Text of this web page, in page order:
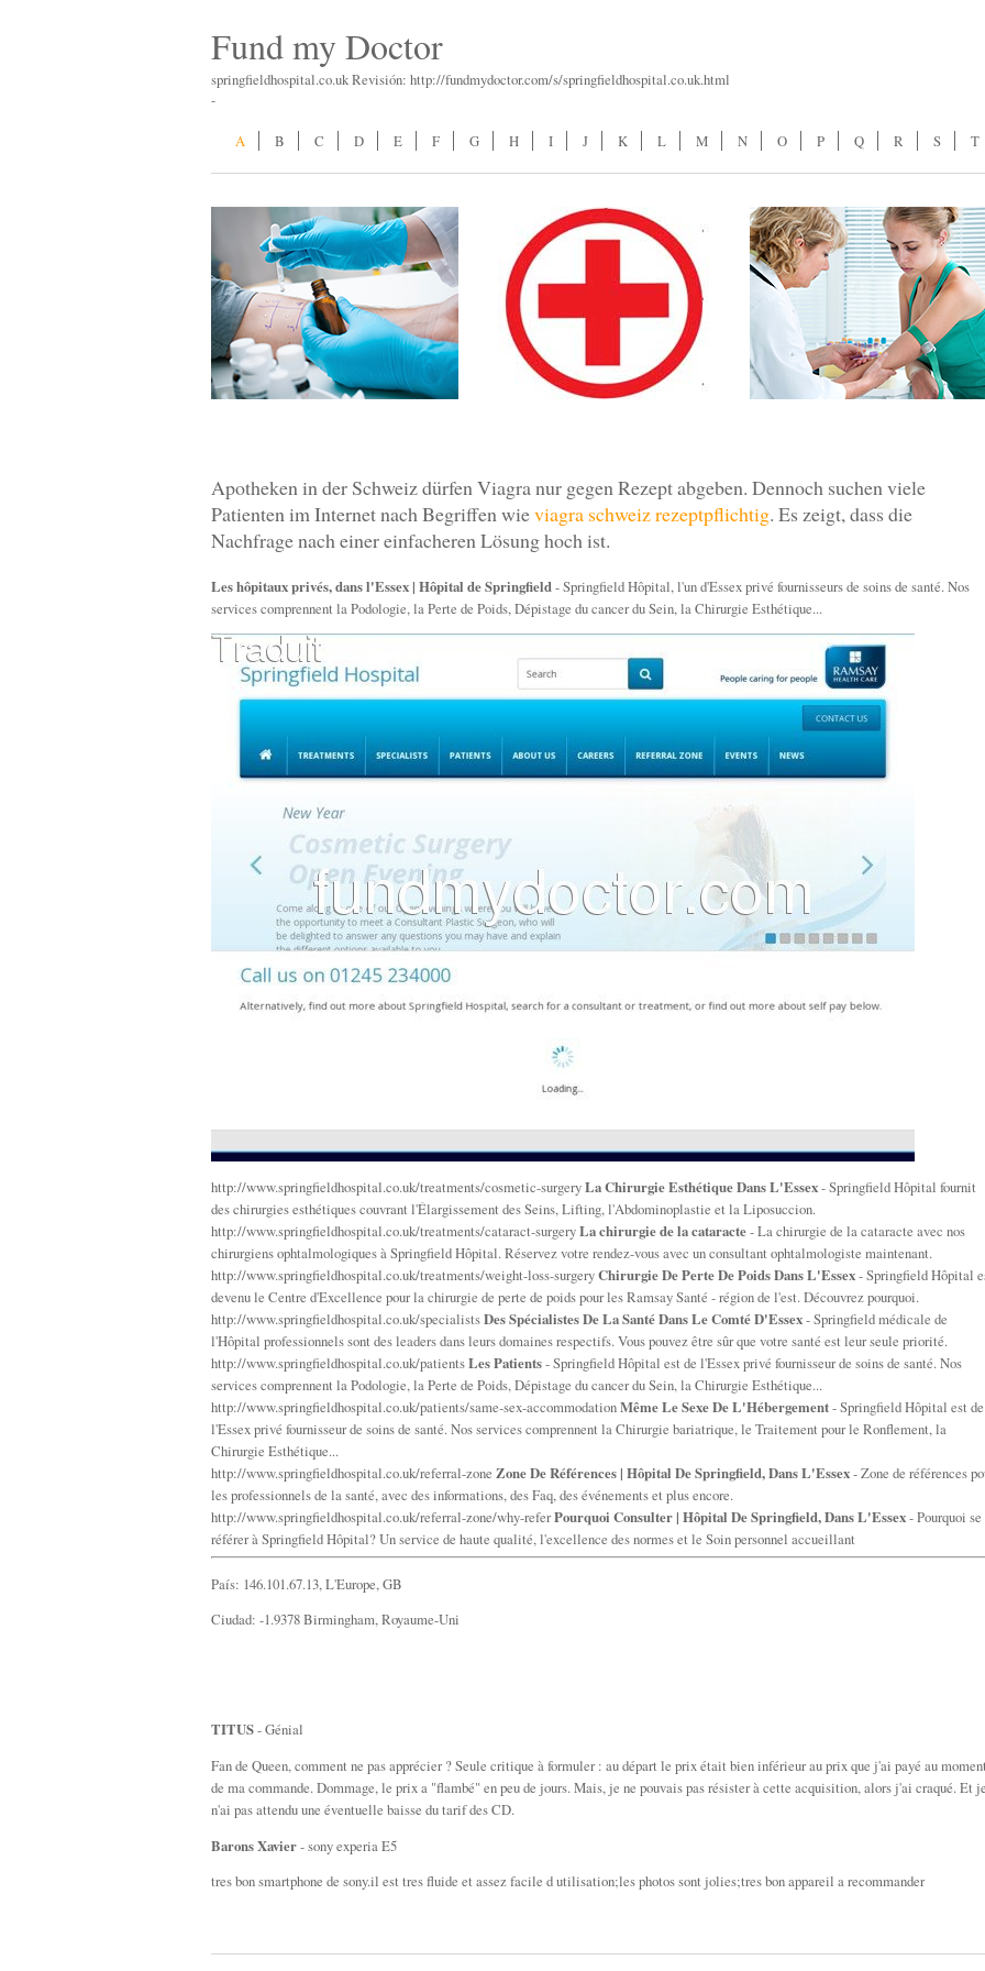
Fund my Doctor
springfieldhospital.co.uk Revisión: http://fundmydoctor.com/s/springfieldhospital.co.uk.html
-
A B C D E F G H I J K L M N O P Q R S T
Apotheken in der Schweiz dürfen Viagra nur gegen Rezept abgeben. Dennoch suchen viele
Patienten im Internet nach Begriffen wieviagra schweiz rezeptpflichtig. Es zeigt, dass die
Nachfrage nach einer einfacheren Lösung hoch ist.
Les hôpitaux privés, dans l'Essex | Hôpital de Springfield- Springfield Hôpital, l'un d'Essex privé fournisseurs de soins de santé. Nos
services comprennent la Podologie, la Perte de Poids, Dépistage du cancer du Sein, la Chirurgie Esthétique...
http://www.springfieldhospital.co.uk/treatments/cosmetic-surgeryLa Chirurgie Esthétique Dans L'Essex- Springfield Hôpital fournit
des chirurgies esthétiques couvrant l'Élargissement des Seins, Lifting, l'Abdominoplastie et la Liposuccion.
http://www.springfieldhospital.co.uk/treatments/cataract-surgeryLa chirurgie de la cataracte- La chirurgie de la cataracte avec nos
chirurgiens ophtalmologiques à Springfield Hôpital. Réservez votre rendez-vous avec un consultant ophtalmologiste maintenant.
http://www.springfieldhospital.co.uk/treatments/weight-loss-surgeryChirurgie De Perte De Poids Dans L'Essex- Springfield Hôpital
devenu le Centre d'Excellence pour la chirurgie de perte de poids pour les Ramsay Santé - région de l'est. Découvrez pourquoi.
http://www.springfieldhospital.co.uk/specialistsDes Spécialistes De La Santé Dans Le Comté D'Essex- Springfield médicale de
l'Hôpital professionnels sont des leaders dans leurs domaines respectifs. Vous pouvez être sûr que votre santé est leur seule priorité.
http://www.springfieldhospital.co.uk/patientsLes Patients- Springfield Hôpital est de l'Essex privé fournisseur de soins de santé. Nos
services comprennent la Podologie, la Perte de Poids, Dépistage du cancer du Sein, la Chirurgie Esthétique...
http://www.springfieldhospital.co.uk/patients/same-sex-accommodationMême Le Sexe De L'Hébergement- Springfield Hôpital est de
l'Essex privé fournisseur de soins de santé. Nos services comprennent la Chirurgie bariatrique, le Traitement pour le Ronflement, la
Chirurgie Esthétique...
http://www.springfieldhospital.co.uk/referral-zone Zone De Références | Hôpital De Springfield, Dans L'Essex- Zone de références
les professionnels de la santé, avec des informations, des Faq, des événements et plus encore.
http://www.springfieldhospital.co.uk/referral-zone/why-referPourquoi Consulter | Hôpital De Springfield, Dans L'Essex- Pourquoi se
référer à Springfield Hôpital? Un service de haute qualité, l'excellence des normes et le Soin personnel accueillant
País: 146.101.67.13, L'Europe, GB
Ciudad: -1.9378 Birmingham, Royaume-Uni
TITUS- Génial
Fan de Queen, comment ne pas apprécier ? Seule critique à formuler : au départ le prix était bien inférieur au prix que j'ai payé au
de ma commande. Dommage, le prix a "flambé" en peu de jours. Mais, je ne pouvais pas résister à cette acquisition, alors j'ai craqué. Et je
n'ai pas attendu une éventuelle baisse du tarif des CD.
Barons Xavier- sony experia E5
tres bon smartphone de sony.il est tres fluide et assez facile d utilisation;les photos sont jolies;tres bon appareil a recommander